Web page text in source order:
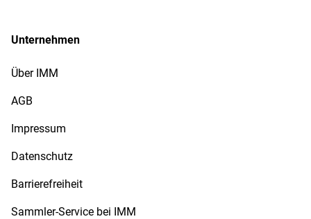
Unternehmen
Über IMM
AGB
Impressum
Datenschutz
Barrierefreiheit
Sammler-Service bei IMM